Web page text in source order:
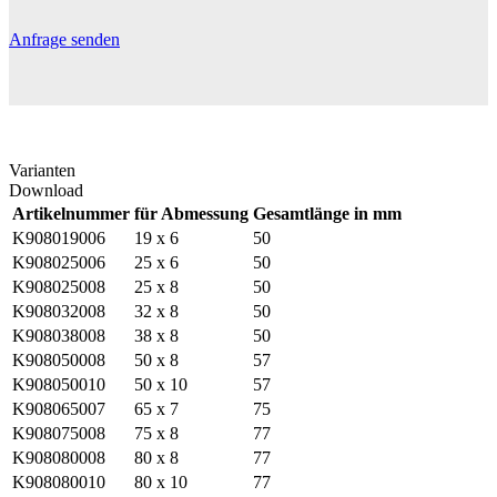
Anfrage senden
Varianten
Download
Artikelnummer für Abmessung Gesamtlänge in mm
K908019006
19 x 6
50
K908025006
25 x 6
50
K908025008
25 x 8
50
K908032008
32 x 8
50
K908038008
38 x 8
50
K908050008
50 x 8
57
K908050010
50 x 10
57
K908065007
65 x 7
75
K908075008
75 x 8
77
K908080008
80 x 8
77
K908080010
80 x 10 77